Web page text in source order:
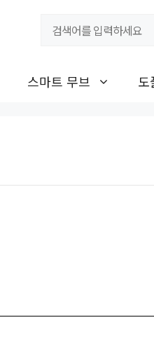
스마트 무브 도